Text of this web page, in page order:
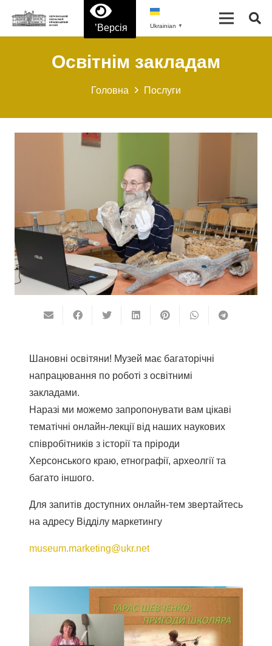
’Версія Ukrainian ▼
Освітнім закладам
Головна Послуги
Шановні освітяни! Музей має багаторічні
напрацювання по роботі з освітнимі
закладами.
Наразі ми можемо запропонувати вам цікаві
тематічні онлайн-лекції від наших наукових
співробітників з історії та пріроди
Херсонського краю, етнографії, археолгії та
багато іншого.
Для запитів доступних онлайн-тем звертайтесь
на адресу Відділу маркетингу
mostbet az mostbet az
museum.marketing@ukr.net